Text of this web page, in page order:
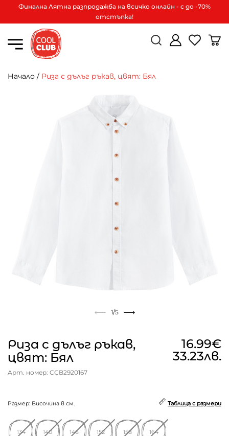
Финална Лятна разпродажба на всичко онлайн - с до -70%
отстъпка!
Начало / Риза с дълъг ръкав, цвят: Бял
1/5
Риза с дълъг ръкав,
цвят: Бял
Арт. номер: CCB2920167
16.99€
33.23лв.
Размер: Височина в см. Таблица с размери
134 140 146 152 158 164